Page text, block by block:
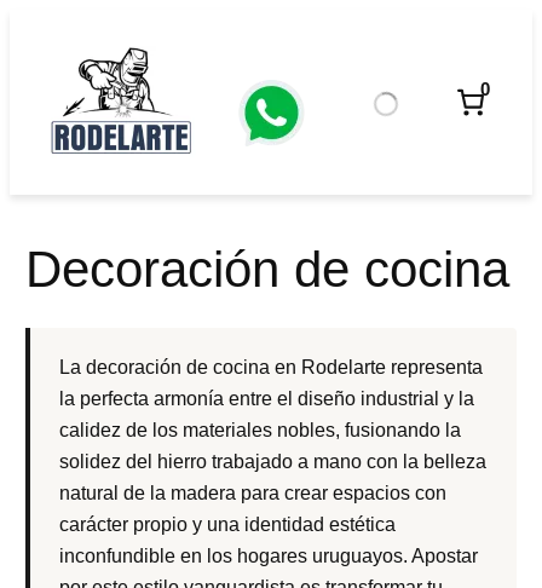
contenido
0
Decoración de cocina
La decoración de cocina en Rodelarte representa
la perfecta armonía entre el diseño industrial y la
calidez de los materiales nobles, fusionando la
solidez del hierro trabajado a mano con la belleza
natural de la madera para crear espacios con
carácter propio y una identidad estética
inconfundible en los hogares uruguayos. Apostar